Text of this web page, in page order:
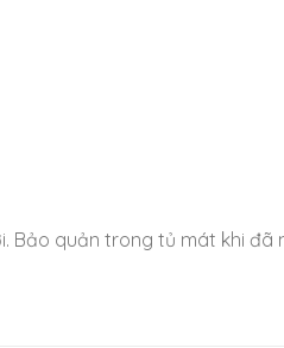
Bảo quản trong tủ mát khi đã